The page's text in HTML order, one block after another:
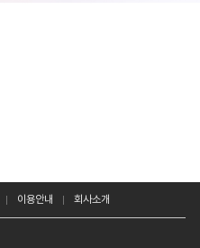
이용안내 회사소개